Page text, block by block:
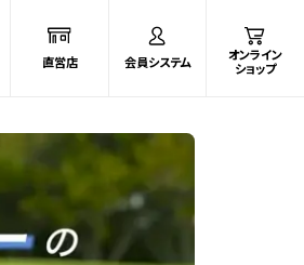
直営店 会員システム
オンライン
ショップ